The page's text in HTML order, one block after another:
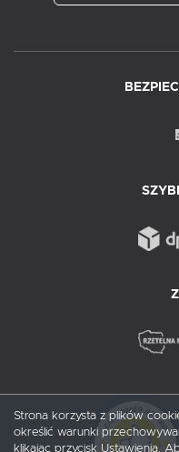
Strona korzysta z plików
określić warunki
klikając przycisk Ustawienia.